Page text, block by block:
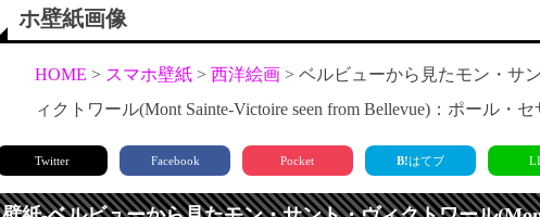
ホ壁紙画像
HOME スマホ壁紙 西洋絵画
ベルビューから見たモン・サ
ィクトワール(Mont Sainte-Victoire seen from Bellevue)：ポール・セ
Twitter Facebook Pocket B!はてブ